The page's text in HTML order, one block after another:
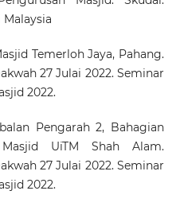
Temerloh Jaya, Pahang.
27 Julai 2022. Seminar
2022.
Pengarah 2, Bahagian
UiTM Shah Alam.
27 Julai 2022. Seminar
2022.